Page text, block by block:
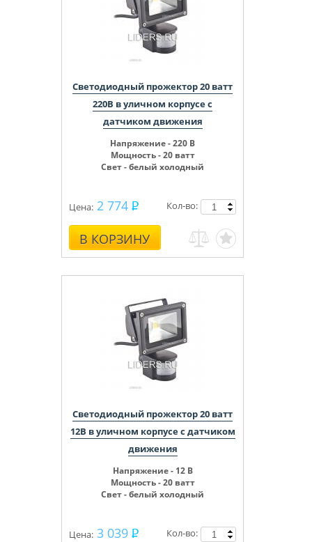
Светодиодный прожектор 20 ватт
220В в уличном корпусе с
датчиком движения
Напряжение - 220 В
Мощность - 20 ватт
Свет - белый холодный
Цена: 2 774
В КОРЗИНУ
Кол-во:
Светодиодный прожектор 20 ватт
12В в уличном корпусе с датчиком
движения
Напряжение - 12 В
Мощность - 20 ватт
Свет - белый холодный
Цена: 3 039
Кол-во: